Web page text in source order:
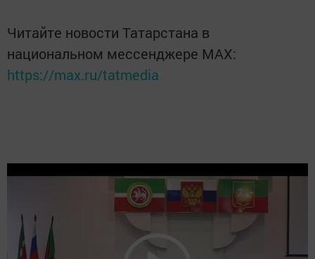
Читайте новости Татарстана в
национальном мессенджере MАХ:
https://max.ru/tatmedia